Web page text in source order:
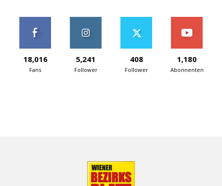
18,016
Fans
5,241
Follower
408
Follower
1,180
Abonnenten